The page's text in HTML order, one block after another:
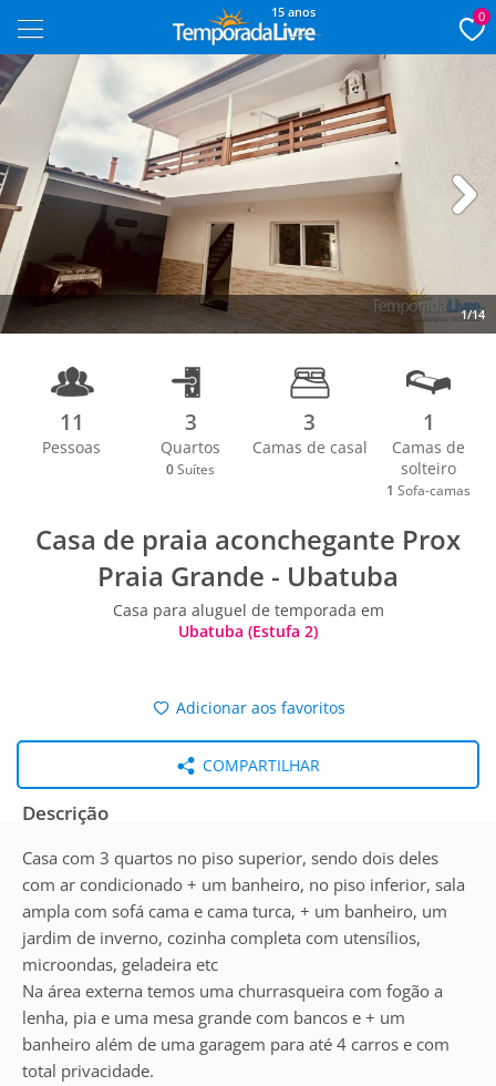
15 anos 0
1/14
11
Pessoas
3
Quartos
0 Suítes
3
Camas de casal
1
Camas de
solteiro
1 Sofa-camas
Casa de praia aconchegante Prox
Praia Grande - Ubatuba
Casa para aluguel de temporada em
Ubatuba (Estufa 2)
Adicionar aos favoritos
COMPARTILHAR
Descrição
Casa com 3 quartos no piso superior, sendo dois deles
com ar condicionado + um banheiro, no piso inferior, sala
ampla com sofá cama e cama turca, + um banheiro, um
jardim de inverno, cozinha completa com utensílios,
microondas, geladeira etc
Na área externa temos uma churrasqueira com fogão a
lenha, pia e uma mesa grande com bancos e + um
banheiro além de uma garagem para até 4 carros e com
total privacidade.